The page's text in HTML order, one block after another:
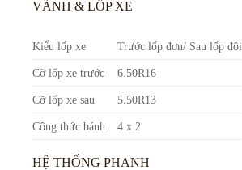
VÀNH & LỐP XE
Kiểu lốp xe Trước lốp đơn/ Sau lốp đôi
Cỡ lốp xe trước 6.50R16
Cỡ lốp xe sau 5.50R13
Công thức bánh 4 x 2
HỆ THỐNG PHANH